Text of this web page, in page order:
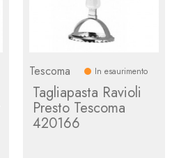
Tescoma In esaurimento
Tagliapasta Ravioli
Presto Tescoma
420166